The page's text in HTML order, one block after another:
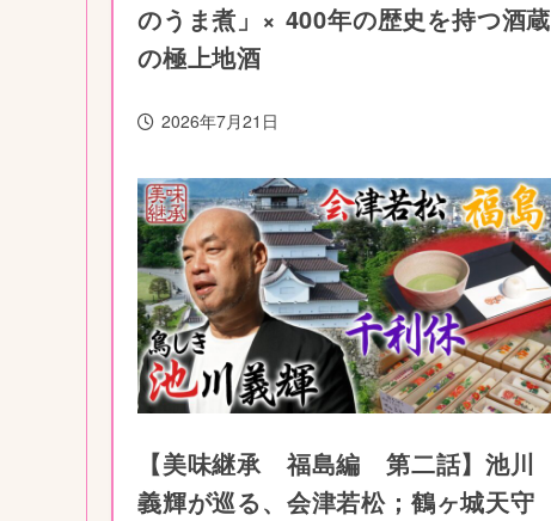
のうま煮」× 400年の歴史を持つ酒蔵
の極上地酒
2026年7月21日
【美味継承 福島編 第二話】池川
義輝が巡る、会津若松；鶴ヶ城天守